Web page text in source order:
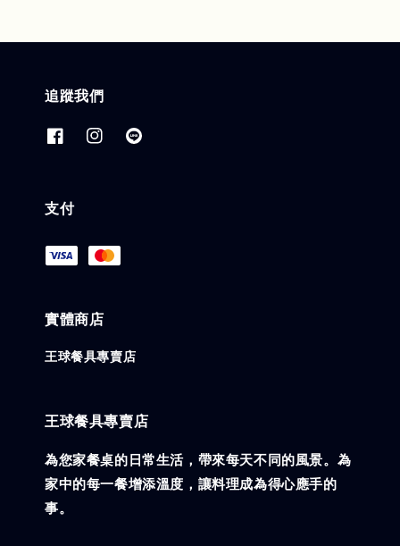
追蹤我們
支付
實體商店
王球餐具專賣店
王球餐具專賣店
為您家餐桌的日常生活，帶來每天不同的風景。為
家中的每一餐增添溫度，讓料理成為得心應手的
事。